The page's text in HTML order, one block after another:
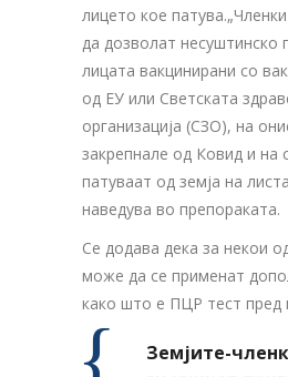
лицето кое
да дозволат несуштинско
лицата вакцинирани со
од ЕУ или Светската
организација (СЗО), на
закрепнале од Ковид и на
патуваат од земја на
наведува во препораката.
Се додава дека за некои
може да се применат
како што е ПЦР тест пред
Земјите-